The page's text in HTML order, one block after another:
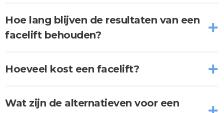
Hoe lang blijven de resultaten van een
facelift behouden?
Hoeveel kost een facelift?
Wat zijn de alternatieven voor een